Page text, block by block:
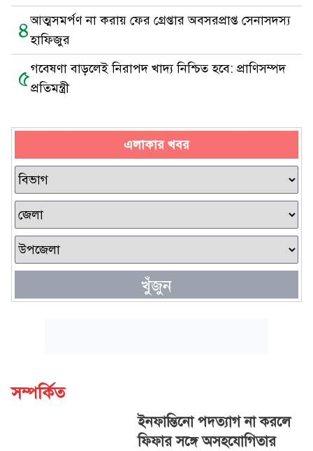
৪আত্মসমর্পণ না করায় ফের গ্রেপ্তার অবসরপ্রাপ্ত সেনাসদস্য
হাফিজুর
৫গবেষণা বাড়লেই নিরাপদ খাদ্য নিশ্চিত হবে: প্রাণিসম্পদ
প্রতিমন্ত্রী
এলাকার খবর
খুঁজুন
সম্পর্কিত
ইনফান্তিনো পদত্যাগ না করলে
ফিফার সঙ্গে অসহযোগিতার